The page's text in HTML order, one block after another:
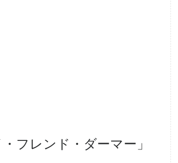
フレンド・ダーマー」